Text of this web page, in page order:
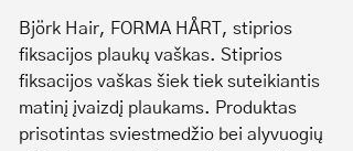
Björk Hair, FORMA HÅRT, stiprios
fiksacijos plaukų vaškas. Stiprios
fiksacijos vaškas šiek tiek suteikiantis
matinį įvaizdį plaukams. Produktas
prisotintas sviestmedžio bei alyvuogių